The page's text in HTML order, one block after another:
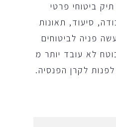
ביטוחי פרטי
סיעוד, תאונות
פניה לביטוחים
לא עובד יותר מ